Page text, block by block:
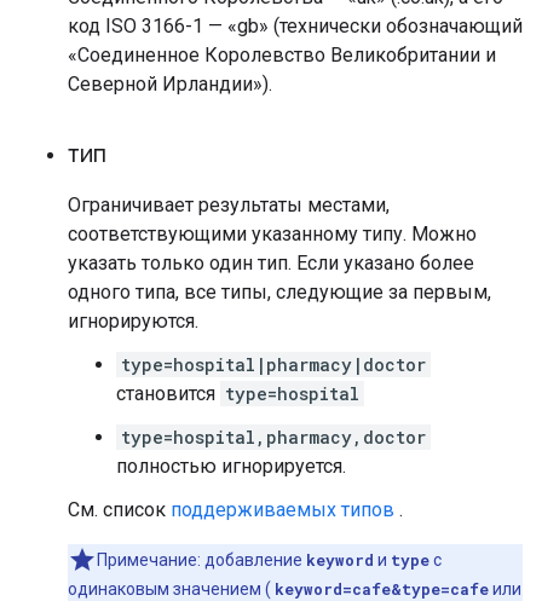
код ISO 3166-1 — «gb» (технически обозначающий
«Соединенное Королевство Великобритании и
Северной Ирландии»).
тип
Ограничивает результаты местами,
соответствующими указанному типу. Можно
указать только один тип. Если указано более
одного типа, все типы, следующие за первым,
игнорируются.
type=hospital|pharmacy|doctor
становится type=hospital
type=hospital,pharmacy,doctor
полностью игнорируется.
См. список поддерживаемых типов .
Примечание: добавление keyword и typeс
одинаковым значением ( keyword=cafe&type=cafeили